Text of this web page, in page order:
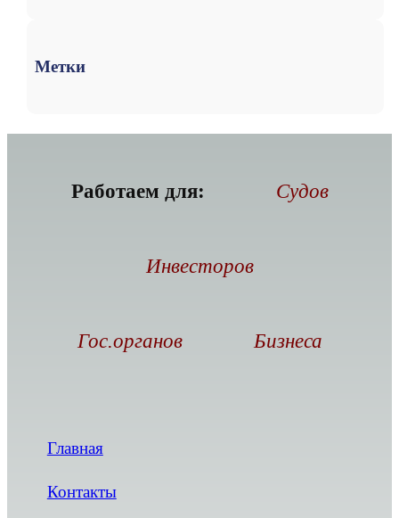
Метки
Работаем для: Судов
Инвесторов
Гос.органов Бизнеса
Главная
Контакты